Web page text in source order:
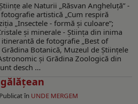
ale Naturii „Răsvan Angheluţă” -
artistică „Cum respiră
„Insectele - formă și culoare”;
şi minerale - Știința din inima
de fotografie „Best of
Grădina Botanică, Muzeul de Ştiinţele
şi Grădina Zoologică din
desch ...
Publicat în UNDE MERGEM